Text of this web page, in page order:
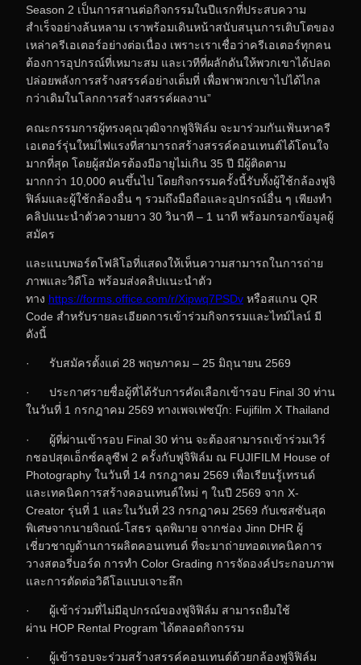
Season 2 เป็นการสานต่อกิจกรรมในปีแรกที่ประสบความ
สำเร็จอย่างล้นหลาม เราพร้อมเดินหน้าสนับสนุนการเติบโตของ
เหล่าครีเอเตอร์อย่างต่อเนื่อง เพราะเราเชื่อว่าครีเอเตอร์ทุกคน
ต้องการอุปกรณ์ที่เหมาะสม และเวทีที่ผลักดันให้พวกเขาได้ปลด
ปล่อยพลังการสร้างสรรค์อย่างเต็มที่ เพื่อพาพวกเขาไปได้ไกล
กว่าเดิมในโลกการสร้างสรรค์ผลงาน”
คณะกรรมการผู้ทรงคุณวุฒิจากฟูจิฟิล์ม จะมาร่วมกันเฟ้นหาครี
เอเตอร์รุ่นใหม่ไฟแรงที่สามารถสร้างสรรค์คอนเทนต์ได้โดนใจ
มากที่สุด โดยผู้สมัครต้องมีอายุไม่เกิน 35 ปี มีผู้ติดตาม
มากกว่า 10,000 คนขึ้นไป โดยกิจกรรมครั้งนี้รับทั้งผู้ใช้กล้องฟูจิ
ฟิล์มและผู้ใช้กล้องอื่น ๆ รวมถึงมือถือและอุปกรณ์อื่น ๆ เพียงทำ
คลิปแนะนำตัวความยาว 30 วินาที – 1 นาที พร้อมกรอกข้อมูลผู้
สมัคร
และแนบพอร์ตโฟลิโอที่แสดงให้เห็นความสามารถในการถ่าย
ภาพและวิดีโอ พร้อมส่งคลิปแนะนำตัว
ทาง https://forms.office.com/r/Xipwq7PSDv หรือสแกน QR
Code สำหรับรายละเอียดการเข้าร่วมกิจกรรมและไทม์ไลน์ มี
ดังนี้
· รับสมัครตั้งแต่ 28 พฤษภาคม – 25 มิถุนายน 2569
· ประกาศรายชื่อผู้ที่ได้รับการคัดเลือกเข้ารอบ Final 30 ท่าน
ในวันที่ 1 กรกฎาคม 2569 ทางเพจเฟซบุ๊ก: Fujifilm X Thailand
· ผู้ที่ผ่านเข้ารอบ Final 30 ท่าน จะต้องสามารถเข้าร่วมเวิร์
กชอปสุดเอ็กซ์คลูซีฟ 2 ครั้งกับฟูจิฟิล์ม ณ FUJIFILM House of
Photography ในวันที่ 14 กรกฎาคม 2569 เพื่อเรียนรู้เทรนด์
และเทคนิคการสร้างคอนเทนต์ใหม่ ๆ ในปี 2569 จาก X-
Creator รุ่นที่ 1 และในวันที่ 23 กรกฎาคม 2569 กับเซสซันสุด
พิเศษจากนายจิณณ์-โสธร ฉุดพิมาย จากช่อง Jinn DHR ผู้
เชี่ยวชาญด้านการผลิตคอนเทนต์ ที่จะมาถ่ายทอดเทคนิคการ
วางสตอรี่บอร์ด การทำ Color Grading การจัดองค์ประกอบภาพ
และการตัดต่อวิดีโอแบบเจาะลึก
· ผู้เข้าร่วมที่ไม่มีอุปกรณ์ของฟูจิฟิล์ม สามารถยืมใช้
ผ่าน HOP Rental Program ได้ตลอดกิจกรรม
· ผู้เข้ารอบจะร่วมสร้างสรรค์คอนเทนต์ด้วยกล้องฟูจิฟิล์ม